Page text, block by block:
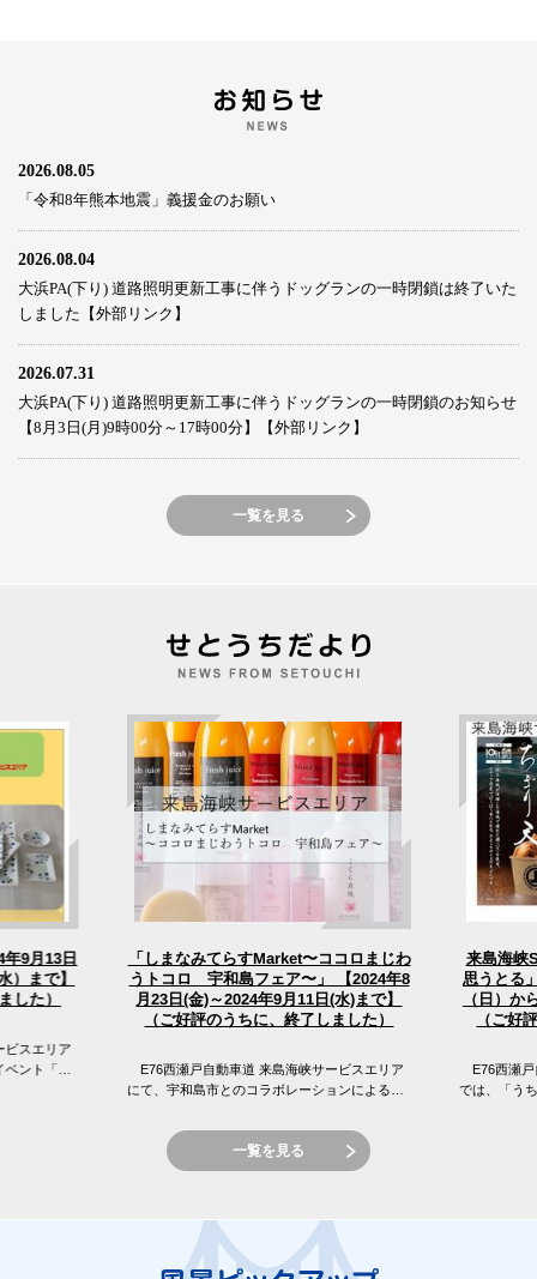
2026.08.05
「令和8年熊本地震」義援金のお願い
2026.08.04
大浜PA(下り) 道路照明更新工事に伴うドッグランの一時閉鎖は終了いた
しました【外部リンク】
2026.07.31
大浜PA(下り) 道路照明更新工事に伴うドッグランの一時閉鎖のお知らせ
【8月3日(月)9時00分～17時00分】【外部リンク】
一覧を見る
9月13日
）まで】
した）
スエリア
ント「え
「しまなみてらすMarket〜ココロまじわ
うトコロ 宇和島フェア〜」 【2024年8
月23日(金)～2024年9月11日(水)まで】
（ご好評のうちに、終了しました）
E76西瀬戸自動車道 来島海峡サービスエリア
にて、宇和島市とのコラボレーションによる
ロ 宇和島フェア〜」を開催...
来島海峡
思うとる
（日）か
（ご好
E76西瀬戸
では、「う
一覧を見る